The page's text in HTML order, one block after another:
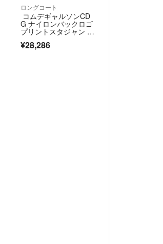
ロングコート
コムデギャルソンCD
G ナイロンバックロゴ
プリントスタジャン 黒
S
¥28,286